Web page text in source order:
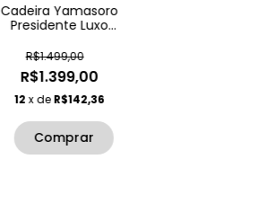
Cadeira Yamasoro
Presidente Luxo
R$1.499,00
R$1.399,00
12 x deR$142,36